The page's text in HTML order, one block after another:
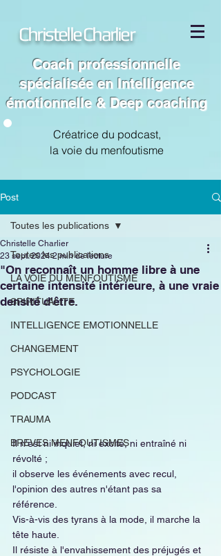
Christelle Charlier
Coach professionnelle
spécialisée en Intelligence
émotionnelle & Deep coaching
Créatrice du podcast,
la voie du menfoutisme
Post
Toutes les publications
LA VOIE DU MENFOUTISME
SPIRITUALITE
INTELLIGENCE EMOTIONNELLE
CHANGEMENT
PSYCHOLOGIE
PODCAST
TRAUMA
BREVES MENFOUTISMES
Toutes les publications
"On reconnaît un homme libre à une
certaine intensité intérieure, à une vraie
densité d'être.
Christelle Charlier
23 sept. 2024 2 min de lecture
Il n'est ni inquiet, ni excité, ni entraîné ni
révolté ;
il observe les événements avec recul,
l'opinion des autres n'étant pas sa
référence.
Vis-à-vis des tyrans à la mode, il marche la
tête haute.
Il résiste à l'envahissement des préjugés et